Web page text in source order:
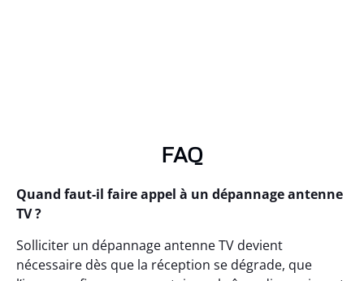
FAQ
Quand faut-il faire appel à un dépannage antenne
TV ?
Solliciter un dépannage antenne TV devient
nécessaire dès que la réception se dégrade, que